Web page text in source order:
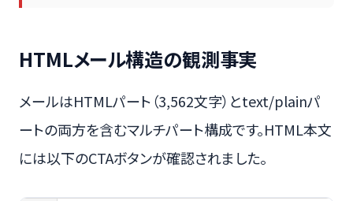
HTMLメール構造の観測事実
メールはHTMLパート（3,562文字）とtext/plainパ
ートの両方を含むマルチパート構成です。HTML本文
には以下のCTAボタンが確認されました。